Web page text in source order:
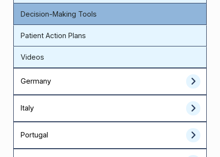
Decision-Making Tools
Patient Action Plans
Videos
Germany
Italy
Portugal